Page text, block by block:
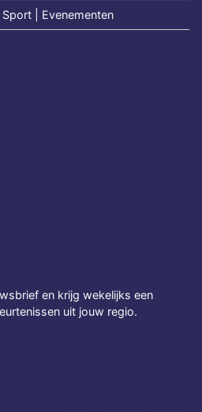
| Evenementen
en krijg wekelijks een
uit jouw regio.